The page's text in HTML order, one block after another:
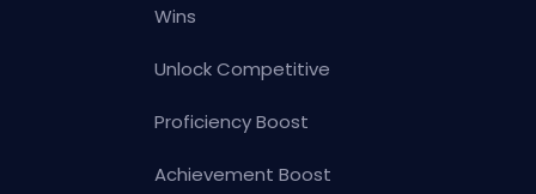
Wins
Unlock Competitive
Proficiency Boost
Achievement Boost